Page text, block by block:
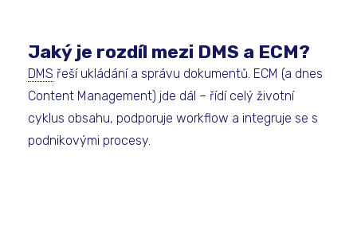
Jaký je rozdíl mezi DMS a ECM?
DMS řeší ukládání a správu dokumentů. ECM (a dnes
Content Management) jde dál – řídí celý životní
cyklus obsahu, podporuje workflow a integruje se s
podnikovými procesy.